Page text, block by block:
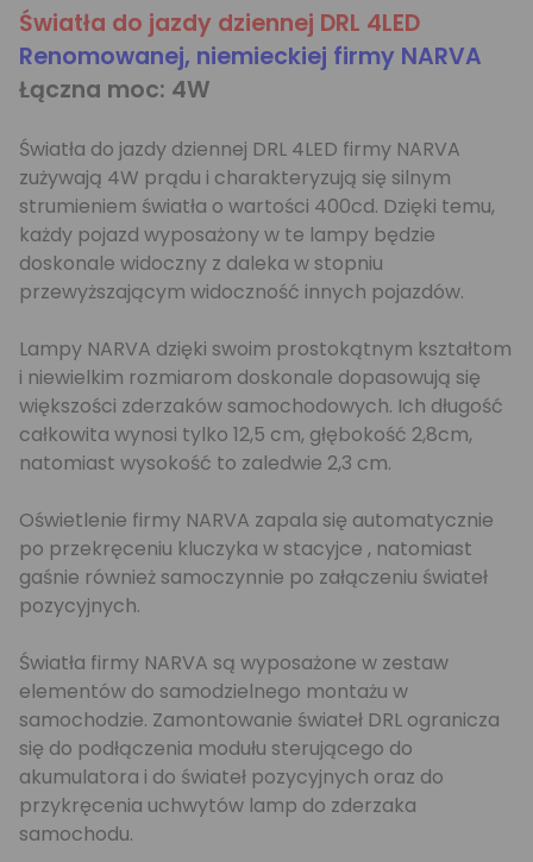
Światła do jazdy dziennej DRL 4LED
Renomowanej, niemieckiej firmy NARVA
Łączna moc: 4W
Światła do jazdy dziennej DRL 4LED firmy NARVA
zużywają 4W prądu i charakteryzują się silnym
strumieniem światła o wartości 400cd. Dzięki temu,
każdy pojazd wyposażony w te lampy będzie
doskonale widoczny z daleka w stopniu
przewyższającym widoczność innych pojazdów.
Lampy NARVA dzięki swoim prostokątnym kształtom
i niewielkim rozmiarom doskonale dopasowują się
większości zderzaków samochodowych. Ich długość
całkowita wynosi tylko 12,5 cm, głębokość 2,8cm,
natomiast wysokość to zaledwie 2,3 cm.
Oświetlenie firmy NARVA zapala się automatycznie
po przekręceniu kluczyka w stacyjce , natomiast
gaśnie również samoczynnie po załączeniu świateł
pozycyjnych.
Światła firmy NARVA są wyposażone w zestaw
elementów do samodzielnego montażu w
samochodzie. Zamontowanie świateł DRL ogranicza
się do podłączenia modułu sterującego do
akumulatora i do świateł pozycyjnych oraz do
przykręcenia uchwytów lamp do zderzaka
samochodu.